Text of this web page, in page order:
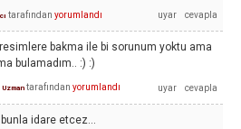
tarafından yorumlandı
bakma ile bi sorunum yoktu ama
bulamadım.. :) :)
Uzman tarafından yorumlandı
idare etcez...